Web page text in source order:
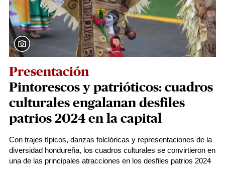
Presentación
Pintorescos y patrióticos: cuadros
culturales engalanan desfiles
patrios 2024 en la capital
Con trajes típicos, danzas folclóricas y representaciones de la
diversidad hondureña, los cuadros culturales se convirtieron en
una de las principales atracciones en los desfiles patrios 2024